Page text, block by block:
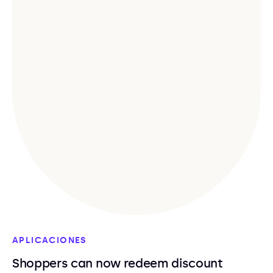
APLICACIONES
Shoppers can now redeem discount